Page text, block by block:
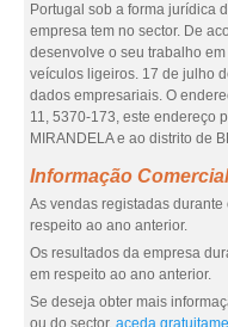
Portugal sob a forma jurídica
empresa tem no sector. De
desenvolve o seu trabalho
veículos ligeiros. 17 de julho
dados empresariais. O
11, 5370-173, este endereço
MIRANDELA e ao distrito de
Informação
As vendas registadas
respeito ao ano anterior.
Os resultados da empresa
em respeito ao ano anterior.
Se deseja obter mais
ou do sector, aceda